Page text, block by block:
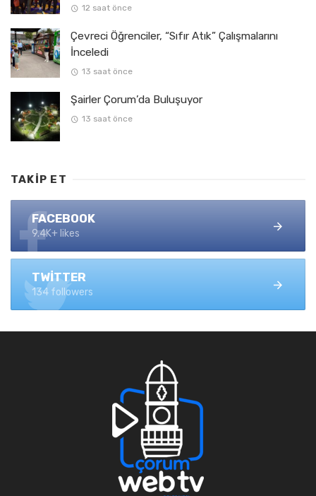
12 saat önce
Çevreci Öğrenciler, “Sıfır Atık” Çalışmalarını
İnceledi
13 saat önce
Şairler Çorum’da Buluşuyor
13 saat önce
TAKIP ET
FACEBOOK
9.4K+ likes
TWITTER
134 followers